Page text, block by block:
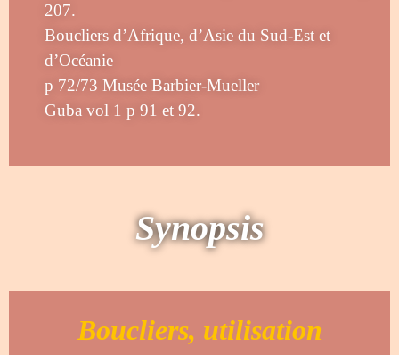
207.
Boucliers d’Afrique, d’Asie du Sud-Est et
d’Océanie
p 72/73 Musée Barbier-Mueller
Guba vol 1 p 91 et 92.
Synopsis
Boucliers, utilisation